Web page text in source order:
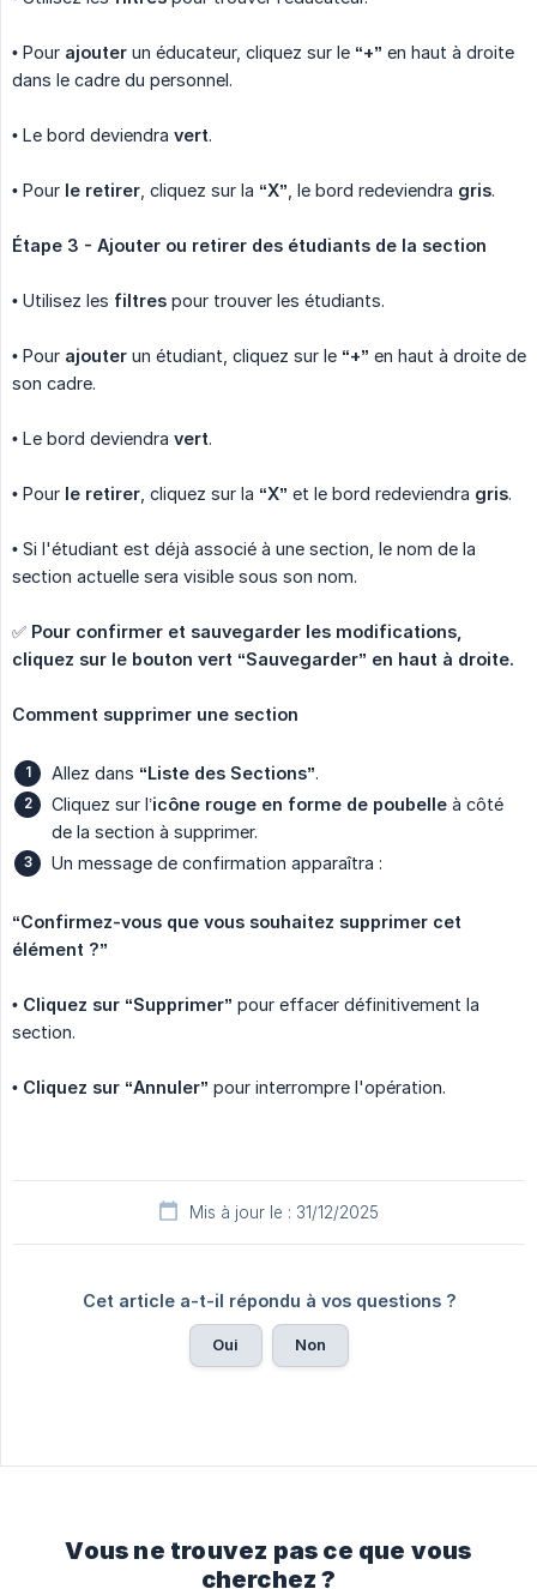
• Pour ajouter un éducateur, cliquez sur le “+” en haut à droite
dans le cadre du personnel.
• Le bord deviendra vert.
• Pour le retirer , cliquez sur la “X” , le bord redeviendra gris.
Étape 3 - Ajouter ou retirer des étudiants de la section
• Utilisez les filtres pour trouver les étudiants.
• Pour ajouter un étudiant, cliquez sur le “+” en haut à droite de
son cadre.
• Le bord deviendra vert.
• Pour le retirer , cliquez sur la “X” et le bord redeviendra gris.
• Si l'étudiant est déjà associé à une section, le nom de la
section actuelle sera visible sous son nom.
✅ Pour confirmer et sauvegarder les modifications,
cliquez sur le bouton vert “Sauvegarder” en haut à droite.
Comment supprimer une section
Allez dans “Liste des Sections”.
Cliquez sur l’icône rouge en forme de poubelle à côté
de la section à supprimer.
Un message de confirmation apparaîtra :
“Confirmez-vous que vous souhaitez supprimer cet
élément ?”
• Cliquez sur “Supprimer” pour effacer définitivement la
section.
• Cliquez sur “Annuler” pour interrompre l'opération.
Mis à jour le : 31/12/2025
Cet article a-t-il répondu à vos questions ?
Oui Non
Vous ne trouvez pas ce que vous
cherchez ?